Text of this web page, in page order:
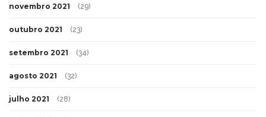
novembro 2021 (29)
outubro 2021 (23)
setembro 2021 (34)
agosto 2021 (32)
julho 2021 (28)